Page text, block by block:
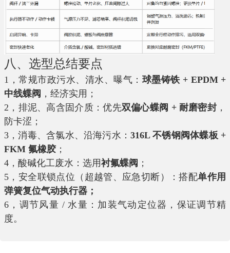
八、选型总结要点
1，常规市政污水、清水、曝气： 球墨铸铁 + EPDM +
中线蝶阀 ，经济实用；
2，排泥、高含固介质：优先双偏心蝶阀 + 耐磨密封 ，
防卡涩；
3，消毒、含氯水、沿海污水：316L 不锈钢阀体蝶板 +
FKM 氟橡胶；
4，酸碱化工废水：选用衬氟蝶阀 ；
5，安全联锁点位（超越管、应急切断）：搭配单作用
弹簧复位气动执行器；
6，调节风量 / 水量：加装气动定位器，保证调节精
度。